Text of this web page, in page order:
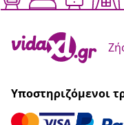
Υποστηριζόμενοι